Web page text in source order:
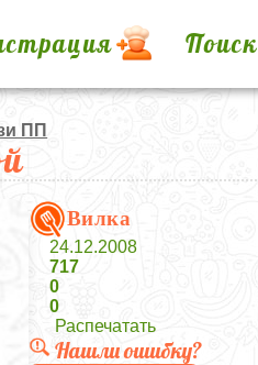
Поиск
ПП
Вилка
24.12.2008
717
0
0
Распечатать
Нашли ошибку?